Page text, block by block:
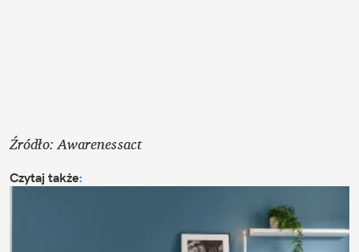
Źródło: Awarenessact
Czytaj także: